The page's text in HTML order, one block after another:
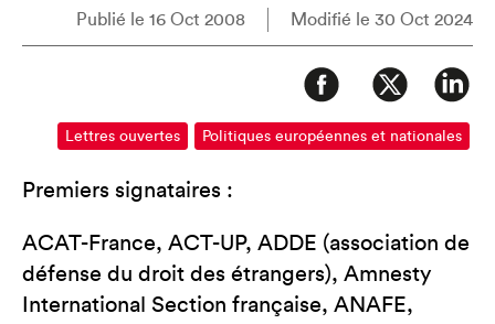
Publié le 16 Oct 2008 Modifié le 30 Oct 2024
Lettres ouvertes Politiques européennes et nationales
Premiers signataires :
ACAT-France, ACT-UP, ADDE (association de
défense du droit des étrangers), Amnesty
International Section française, ANAFE,